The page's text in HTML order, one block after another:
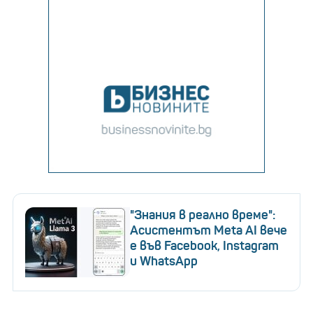
"Знания в реално време":
Асистентът Meta AI вече
е във Facebook, Instagram
и WhatsApp